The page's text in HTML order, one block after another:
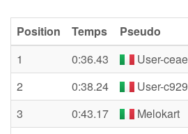
Position Temps Pseudo
1
0:36.43 User-ceae
2
0:38.24 User-c929
3
0:43.17 Melokart